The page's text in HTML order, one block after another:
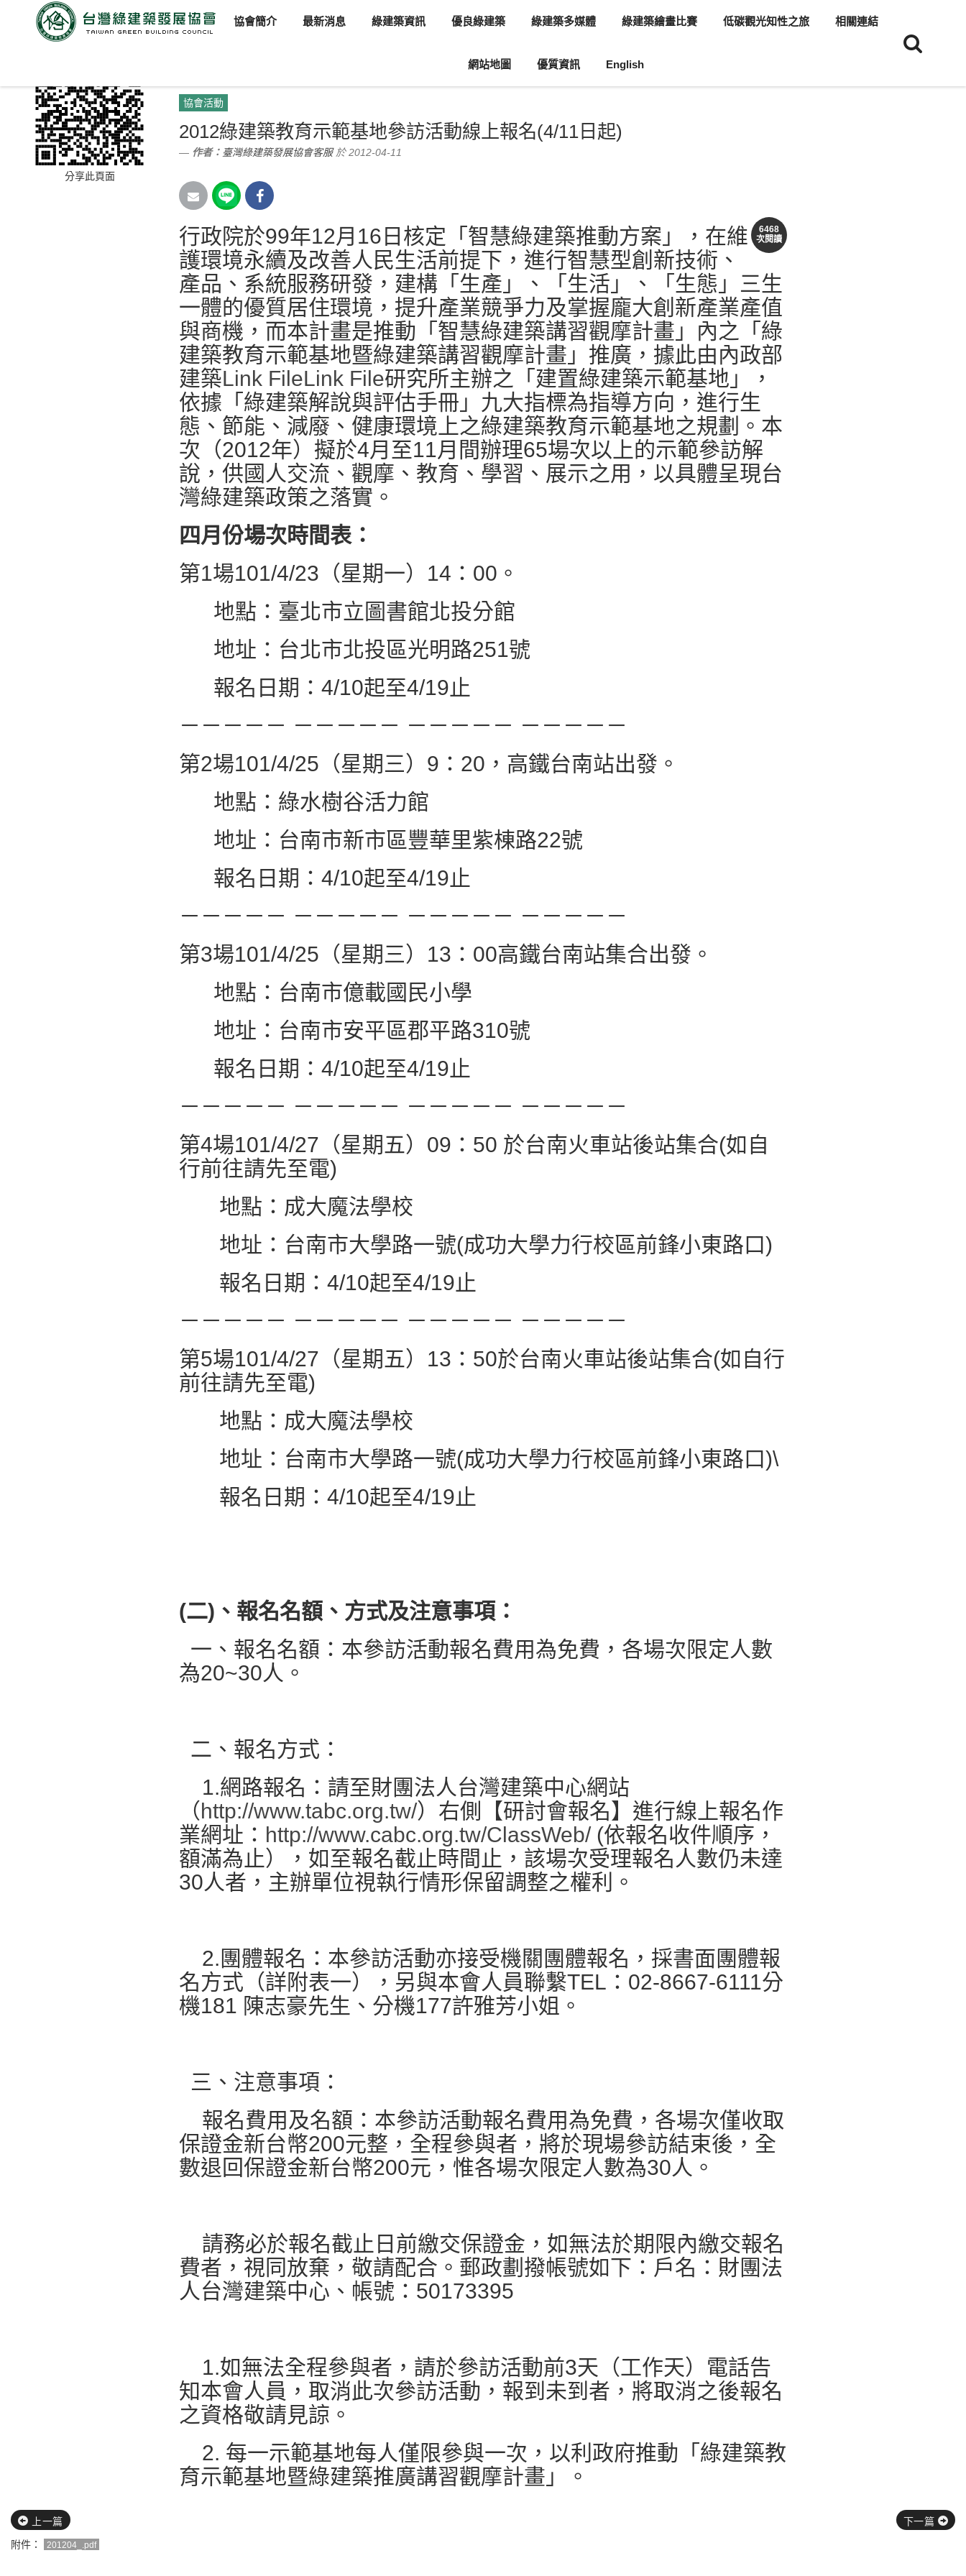
協會簡介 最新消息 綠建築資訊 優良綠建築 綠建築多媒體 綠建築繪畫比賽 低碳觀光知性之旅 相關連結
網站地圖 優質資訊 English
協會活動
2012綠建築教育示範基地參訪活動線上報名(4/11日起)
作者： 臺灣綠建築發展協會客服於 2012-04-11
6468
次閱讀
行政院於99年12月16日核定「智慧綠建築推動方案」，在維
護環境永續及改善人民生活前提下，進行智慧型創新技術、
產品、系統服務研發，建構「生產」、「生活」、「生態」三生
一體的優質居住環境，提升產業競爭力及掌握龐大創新產業產值
與商機，而本計畫是推動「智慧綠建築講習觀摩計畫」內之「綠
建築教育示範基地暨綠建築講習觀摩計畫」推廣，據此由內政部
建築Link FileLink File研究所主辦之「建置綠建築示範基地」，
依據「綠建築解說與評估手冊」九大指標為指導方向，進行生
態、節能、減廢、健康環境上之綠建築教育示範基地之規劃。本
次（2012年）擬於4月至11月間辦理65場次以上的示範參訪解
說，供國人交流、觀摩、教育、學習、展示之用，以具體呈現台
灣綠建築政策之落實。
四月份場次時間表：
第1場101/4/23（星期一）14：00。
地點：臺北市立圖書館北投分館
地址：台北市北投區光明路251號
報名日期：4/10起至4/19止
－－－－－ －－－－－ －－－－－ －－－－－
第2場101/4/25（星期三）9：20，高鐵台南站出發。
地點：綠水樹谷活力館
地址：台南市新市區豐華里紫棟路22號
報名日期：4/10起至4/19止
－－－－－ －－－－－ －－－－－ －－－－－
第3場101/4/25（星期三）13：00高鐵台南站集合出發。
地點：台南市億載國民小學
地址：台南市安平區郡平路310號
報名日期：4/10起至4/19止
－－－－－ －－－－－ －－－－－ －－－－－
第4場101/4/27（星期五）09：50 於台南火車站後站集合(如自
行前往請先至電)
地點：成大魔法學校
地址：台南市大學路一號(成功大學力行校區前鋒小東路口)
報名日期：4/10起至4/19止
－－－－－ －－－－－ －－－－－ －－－－－
第5場101/4/27（星期五）13：50於台南火車站後站集合(如自行
前往請先至電)
地點：成大魔法學校
地址：台南市大學路一號(成功大學力行校區前鋒小東路口)\
報名日期：4/10起至4/19止
(二) 、報名名額、方式及注意事項：
一、報名名額：本參訪活動報名費用為免費，各場次限定人數
為20~30人。
二、報名方式：
1.網路報名：請至財團法人台灣建築中心網站
（http://www.tabc.org.tw/）右側【研討會報名】進行線上報名作
業網址： http://www.cabc.org.tw/ClassWeb/(依報名收件順序，
額滿為止），如至報名截止時間止，該場次受理報名人數仍未達
30人者，主辦單位視執行情形保留調整之權利。
2.團體報名：本參訪活動亦接受機關團體報名，採書面團體報
名方式（詳附表一），另與本會人員聯繫TEL：02-8667-6111分
機181 陳志豪先生、分機177許雅芳小姐。
三、注意事項：
報名費用及名額：本參訪活動報名費用為免費，各場次僅收取
保證金新台幣200元整，全程參與者，將於現場參訪結束後，全
數退回保證金新台幣200元，惟各場次限定人數為30人。
請務必於報名截止日前繳交保證金，如無法於期限內繳交報名
費者，視同放棄，敬請配合。郵政劃撥帳號如下：戶名：財團法
人台灣建築中心、帳號：50173395
1.如無法全程參與者，請於參訪活動前3天（工作天）電話告
知本會人員，取消此次參訪活動，報到未到者，將取消之後報名
之資格敬請見諒。
2. 每一示範基地每人僅限參與一次，以利政府推動「綠建築教
育示範基地暨綠建築推廣講習觀摩計畫」。
分享此頁面
上一篇
下一篇
附件：
201204_.pdf